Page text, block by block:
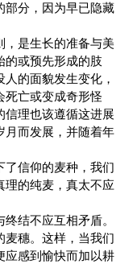
部分，因为早已隐藏
，是生长的准备与美
的或预先形成的肢
的面貌发生变化，
死亡或变成奇形怪
信理也该遵循这进展
月而发展，并随着年
了信仰的麦种，我们
理的纯麦，真太不应
结不应互相矛盾。
麦穗。这样，当我们
应感到愉快而加以耕